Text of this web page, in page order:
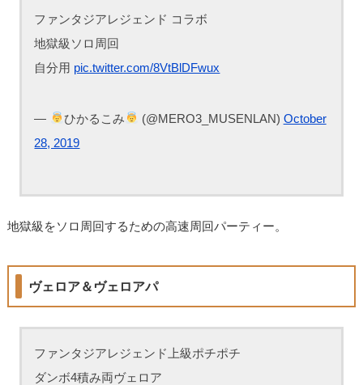
ファンタジアレジェンド コラボ
地獄級ソロ周回
自分用 pic.twitter.com/8VtBlDFwux
— ひかるこみ (@MERO3_MUSENLAN) October
28, 2019
地獄級をソロ周回するための高速周回パーティー。
ヴェロア＆ヴェロアパ
ファンタジアレジェンド上級ポチポチ
ダンボ4積み両ヴェロア